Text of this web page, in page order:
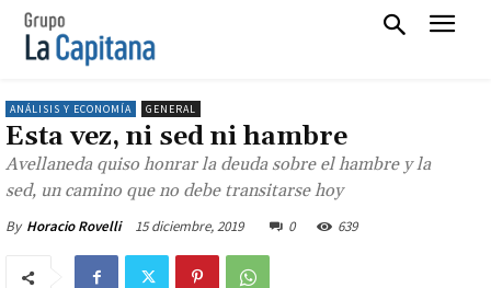
ANÁLISIS Y ECONOMÍA GENERAL
Esta vez, ni sed ni hambre
Avellaneda quiso honrar la deuda sobre el hambre y la
sed, un camino que no debe transitarse hoy
By Horacio Rovelli 15 diciembre, 2019 0 639